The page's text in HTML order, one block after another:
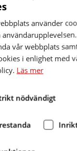
använder
vår webbplats
i enlighet med
Läs mer
nödvändigt